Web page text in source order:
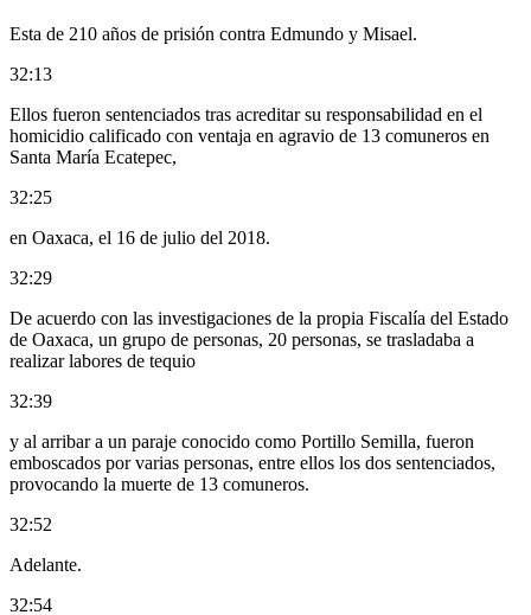
Esta de 210 años de prisión contra Edmundo y Misael.
32:13
Ellos fueron sentenciados tras acreditar su responsabilidad en el
homicidio calificado con ventaja en agravio de 13 comuneros en
Santa María Ecatepec,
32:25
en Oaxaca, el 16 de julio del 2018.
32:29
De acuerdo con las investigaciones de la propia Fiscalía del Estado
de Oaxaca, un grupo de personas, 20 personas, se trasladaba a
realizar labores de tequio
32:39
y al arribar a un paraje conocido como Portillo Semilla, fueron
emboscados por varias personas, entre ellos los dos sentenciados,
provocando la muerte de 13 comuneros.
32:52
Adelante.
32:54